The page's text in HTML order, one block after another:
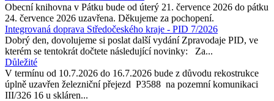
Obecní knihovna v Pátku bude od úterý 21. července 2026 do pátku
24. července 2026 uzavřena. Děkujeme za pochopení.
Integrovaná doprava Středočeského kraje - PID 7/2026
Dobrý den, dovolujeme si poslat další vydání Zpravodaje PID, ve
kterém se tentokrát dočtete následující novinky: Za...
Důležité
V termínu od 10.7.2026 do 16.7.2026 bude z důvodu rekostrukce
úplně uzavřen železniční přejezd P3588 na pozemní komunikaci
III/326 16 u skláren...